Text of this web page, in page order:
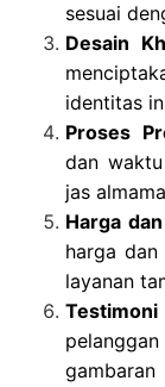
sesuai
Desain
identitas
Proses
dan
jas
Harga
harga
layanan